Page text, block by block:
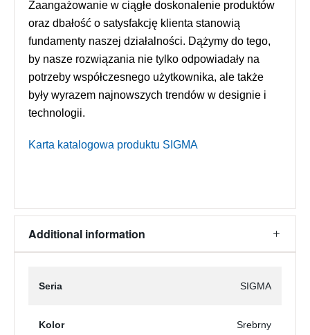
Zaangażowanie w ciągłe doskonalenie produktów
oraz dbałość o satysfakcję klienta stanowią
fundamenty naszej działalności. Dążymy do tego,
by nasze rozwiązania nie tylko odpowiadały na
potrzeby współczesnego użytkownika, ale także
były wyrazem najnowszych trendów w designie i
technologii.
Karta katalogowa produktu SIGMA
Additional information
Seria SIGMA
Kolor Srebrny